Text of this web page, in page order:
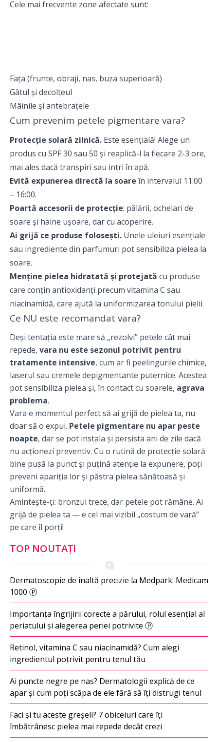
Cele mai frecvente zone afectate sunt:
Fața (frunte, obraji, nas, buza superioară)
Gâtul și decolteul
Mâinile și antebrațele
Cum prevenim petele pigmentare vara?
Protecție solară zilnică. Este esențială! Alege un
produs cu SPF 30 sau 50 și reaplică-l la fiecare 2-3 ore,
mai ales dacă transpiri sau intri în apă.
Evită expunerea directă la soare în intervalul 11:00
– 16:00.
Poartă accesorii de protecție: pălării, ochelari de
soare și haine ușoare, dar cu acoperire.
Ai grijă ce produse folosești. Unele uleiuri esențiale
sau ingrediente din parfumuri pot sensibiliza pielea la
soare.
Menține pielea hidratată și protejată cu produse
care conțin antioxidanți precum vitamina C sau
niacinamidă, care ajută la uniformizarea tonului pielii.
Ce NU este recomandat vara?
Deși tentația este mare să „rezolvi” petele cât mai
repede, vara nu este sezonul potrivit pentru
tratamente intensive, cum ar fi peelingurile chimice,
laserul sau cremele depigmentante puternice. Acestea
pot sensibiliza pielea și, în contact cu soarele, agrava
problema.
Vara e momentul perfect să ai grijă de pielea ta, nu
doar să o expui. Petele pigmentare nu apar peste
noapte, dar se pot instala și persista ani de zile dacă
nu acționezi preventiv. Cu o rutină de protecție solară
bine pusă la punct și puțină atenție la expunere, poți
preveni apariția lor și păstra pielea sănătoasă și
uniformă.
Amintește-ți: bronzul trece, dar petele pot rămâne. Ai
grijă de pielea ta — e cel mai vizibil „costum de vară”
pe care îl porți!
TOP NOUTAȚI
Dermatoscopie de înaltă precizie la Medpark: Medicam
1000 Ⓟ
Importanța îngrijirii corecte a părului, rolul esențial al
periatului și alegerea periei potrivite Ⓟ
Retinol, vitamina C sau niacinamidă? Cum alegi
ingredientul potrivit pentru tenul tău
Ai puncte negre pe nas? Dermatologii explică de ce
apar și cum poți scăpa de ele fără să îți distrugi tenul
Faci și tu aceste greșeli? 7 obiceiuri care îți
îmbătrânesc pielea mai repede decât crezi